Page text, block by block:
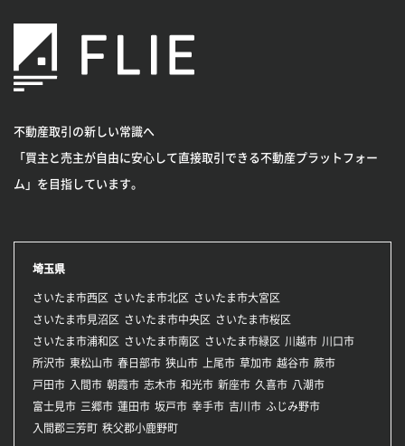
不動産取引の新しい常識へ
「買主と売主が自由に安心して直接取引できる不動産プラットフォー
ム」を目指しています。
埼玉県
さいたま市西区 さいたま市北区
さいたま市大宮区
さいたま市見沼区
さいたま市中央区
さいたま市桜区
さいたま市浦和区
さいたま市南区 さいたま市緑区 川越市 川口市
所沢市 東松山市 春日部市 狭山市 上尾市 草加市 越谷市 蕨市
戸田市 入間市 朝霞市 志木市 和光市 新座市 久喜市 八潮市
富士見市 三郷市 蓮田市 坂戸市 幸手市 吉川市 ふじみ野市
入間郡三芳町 秩父郡小鹿野町